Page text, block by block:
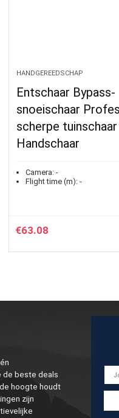
HANDGEREEDSCHAP
Entschaar Bypass-
snoeischaar
scherpe tuinschaar
Handschaar
Camera:-
Flight time (m):-
€63.08
de beste deals
hoogte houdt
zijn